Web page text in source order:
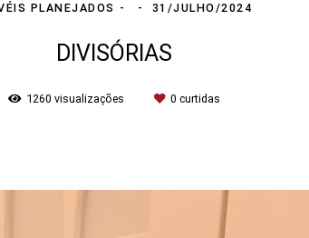
PLANEJADOS 31/JULHO/2024
DIVISÓRIAS
1260 visualizações 0 curtidas